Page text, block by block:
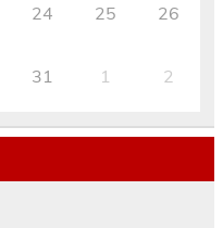
24 25 26
31 1 2